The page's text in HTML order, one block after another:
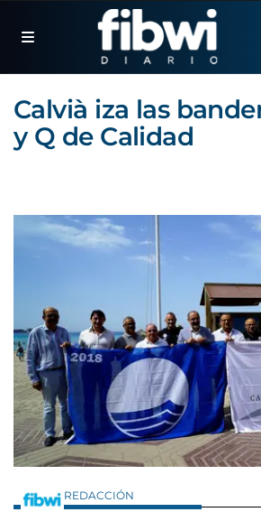
Calvià iza las
y Q de Calidad
REDACCIÓN